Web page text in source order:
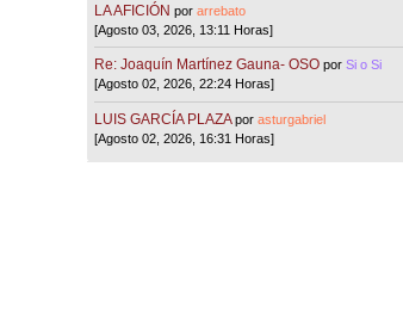
LA AFICIÓN porarrebato
[Agosto 03, 2026, 13:11 Horas]
Re: Joaquín Martínez Gauna- OSO porSi o Si
[Agosto 02, 2026, 22:24 Horas]
LUIS GARCÍA PLAZA porasturgabriel
[Agosto 02, 2026, 16:31 Horas]